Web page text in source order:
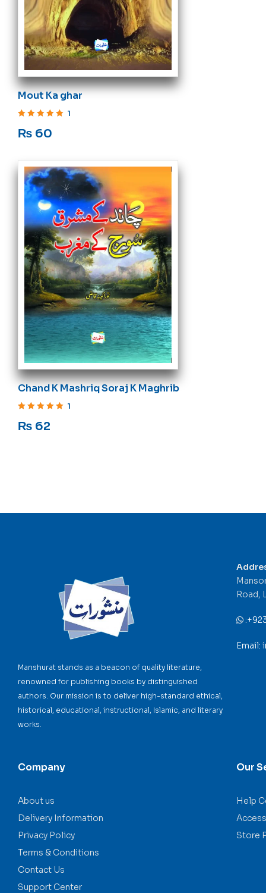
Mout Ka ghar
1
₨ 60
Chand K Mashriq Soraj K Maghrib
1
₨ 62
Manshurat stands as a beacon of quality literature,
renowned for publishing books by distinguished
authors. Our mission is to deliver high-standard ethical,
historical, educational, instructional, Islamic, and literary
works.
Company
About us
Delivery Information
Privacy Policy
Terms & Conditions
Contact Us
Support Center
Our
Help
Store
Road,
:
Email: